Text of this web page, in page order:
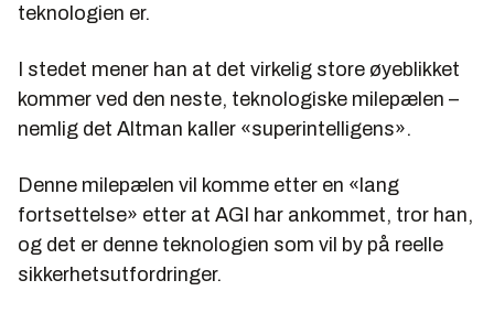
teknologien er.
I stedet mener han at det virkelig store øyeblikket
kommer ved den neste, teknologiske milepælen –
nemlig det Altman kaller «superintelligens».
Denne milepælen vil komme etter en «lang
fortsettelse» etter at AGI har ankommet, tror han,
og det er denne teknologien som vil by på reelle
sikkerhetsutfordringer.